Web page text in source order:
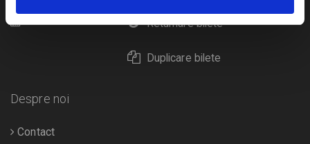
Returnare bilete
Duplicare bilete
Calendar
Despre noi
Contact